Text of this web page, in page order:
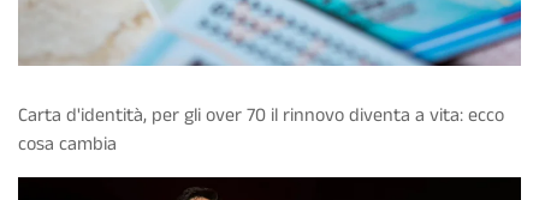
Carta d'identità, per gli over 70 il rinnovo diventa a vita: ecco
cosa cambia